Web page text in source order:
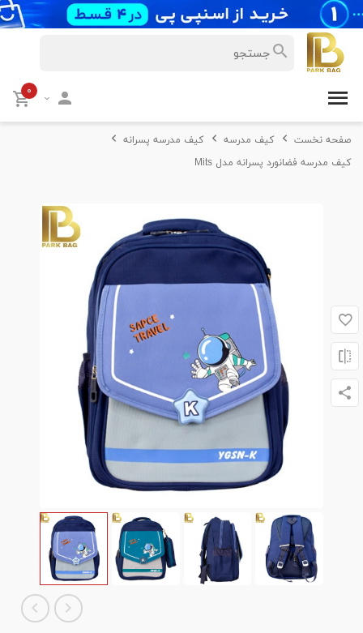
۰
صفحه نخست کیف مدرسه
کیف مدرسه پسرانه
کیف مدرسه فضانورد پسرانه مدل Mits